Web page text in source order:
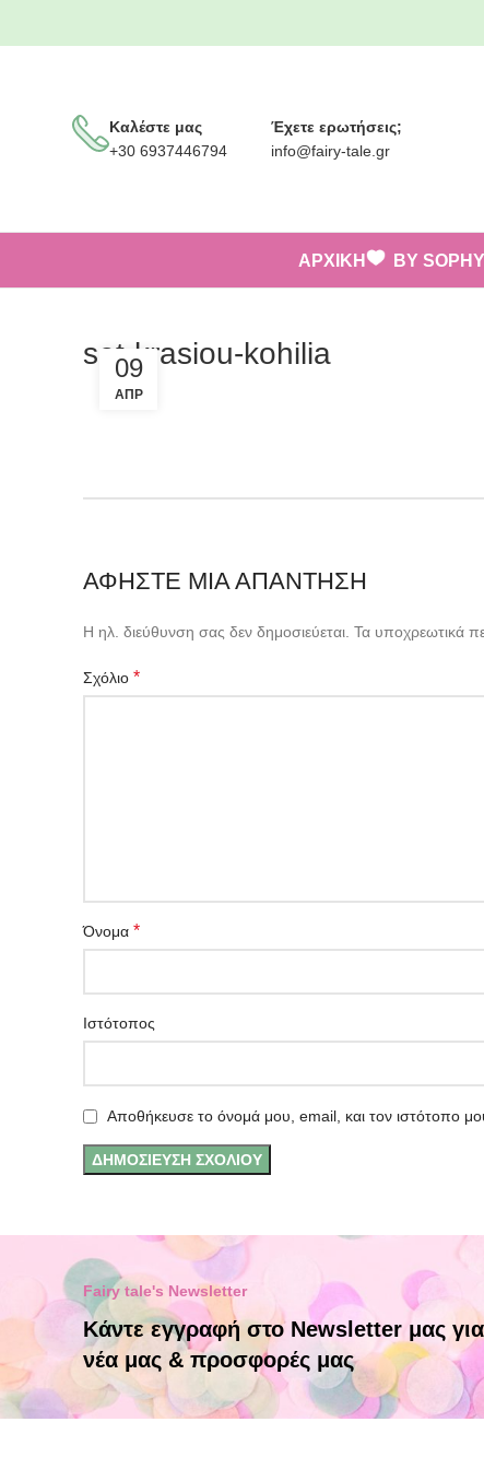
Καλέστε μας
+30 6937446794
Έχετε ερωτήσεις;
info@fairy-tale.gr
ΑΡΧΙΚΗ BY SOPHY
set-krasiou-kohilia
09
ΑΠΡ
ΑΦΉΣΤΕ ΜΙΑ ΑΠΆΝΤΗΣΗ
Η ηλ. διεύθυνση σας δεν δημοσιεύεται. Τα υποχρεωτικά
Σχόλιο *
Όνομα *
Ιστότοπος
Αποθήκευσε το όνομά μου, email, και τον ιστότοπο
Fairy tale's Newsletter
Κάντε εγγραφή στο Newsletter μας
νέα μας & προσφορές μας